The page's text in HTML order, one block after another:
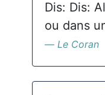
Dis: Dis:
ou dans
Le Coran